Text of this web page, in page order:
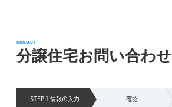
分譲住宅お問い合わせ
CONTACT
STEP 1 情報の入力 確認